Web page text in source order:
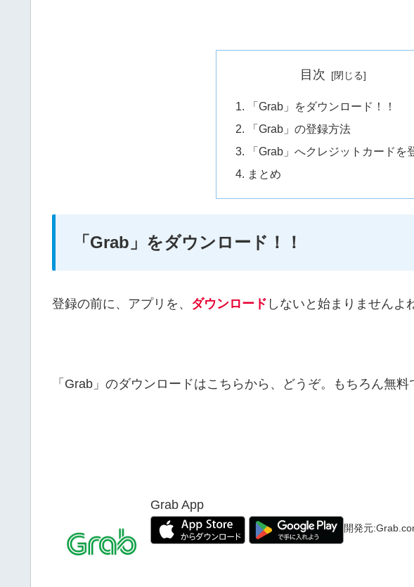
目次
「Grab」をダウンロード！！
「Grab」の登録方法
「Grab」へクレジットカードを
まとめ
「Grab」をダウンロード！！
登録の前に、アプリを、 ダウンロード しないと始まりませんよ
「Grab」のダウンロードはこちらから、どうぞ。もちろん無料
Grab App
開発元: